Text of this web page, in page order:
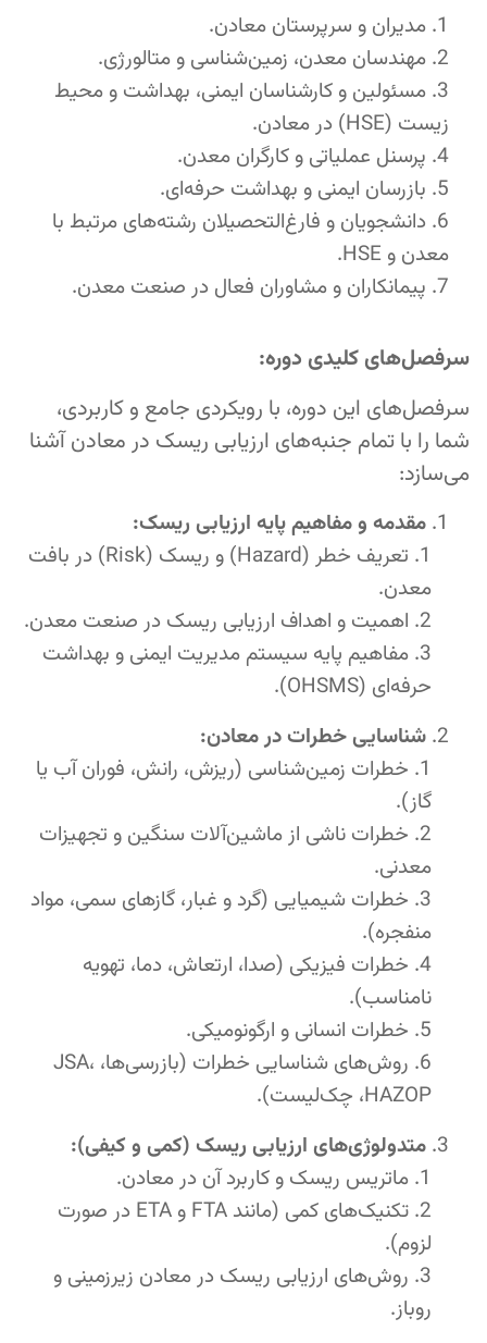
مدیران و سرپرستان معادن.
مهندسان معدن، زمین‌شناسی و متالورژی.
مسئولین و کارشناسان ایمنی، بهداشت و محیط
زیست (HSE) در معادن.
پرسنل عملیاتی و کارگران معدن.
بازرسان ایمنی و بهداشت حرفه‌ای.
دانشجویان و فارغ‌التحصیلان رشته‌های مرتبط با
معدن و HSE.
پیمانکاران و مشاوران فعال در صنعت معدن.
سرفصل‌های کلیدی دوره:
سرفصل‌های این دوره، با رویکردی جامع و کاربردی،
شما را با تمام جنبه‌های ارزیابی ریسک در معادن آشنا
می‌سازد:
مقدمه و مفاهیم پایه ارزیابی ریسک:
تعریف خطر (Hazard) و ریسک (Risk) در بافت
معدن.
اهمیت و اهداف ارزیابی ریسک در صنعت معدن.
مفاهیم پایه سیستم مدیریت ایمنی و بهداشت
حرفه‌ای (OHSMS).
شناسایی خطرات در معادن:
خطرات زمین‌شناسی (ریزش، رانش، فوران آب یا
گاز).
خطرات ناشی از ماشین‌آلات سنگین و تجهیزات
معدنی.
خطرات شیمیایی (گرد و غبار، گازهای سمی، مواد
منفجره).
خطرات فیزیکی (صدا، ارتعاش، دما، تهویه
نامناسب).
خطرات انسانی و ارگونومیکی.
روش‌های شناسایی خطرات (بازرسی‌ها، JSA،
HAZOP، چک‌لیست).
متدولوژی‌های ارزیابی ریسک (کمی و کیفی):
ماتریس ریسک و کاربرد آن در معادن.
تکنیک‌های کمی (مانند FTA و ETA در صورت
لزوم).
روش‌های ارزیابی ریسک در معادن زیرزمینی و
روباز.